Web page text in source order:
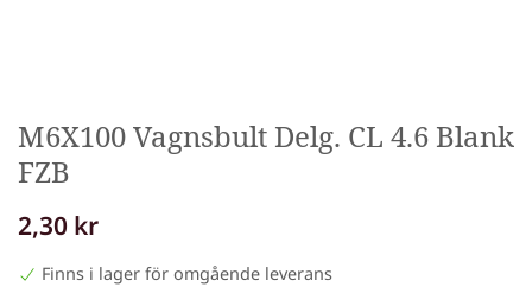
M6X100 Vagnsbult Delg. CL 4.6 Blank
FZB
2,30 kr
Finns i lager för omgående leverans